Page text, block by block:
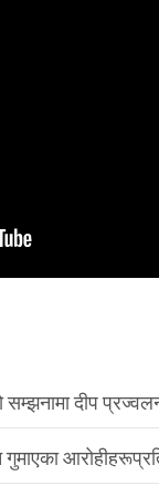
सम्झनामा दीप